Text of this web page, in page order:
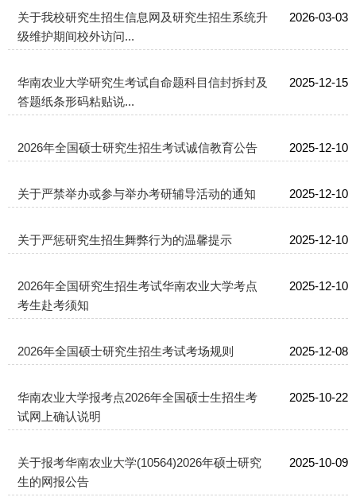
关于我校研究生招生信息网及研究生招生系统升
级维护期间校外访问...
2026-03-03
华南农业大学研究生考试自命题科目信封拆封及
答题纸条形码粘贴说...
2025-12-15
2026年全国硕士研究生招生考试诚信教育公告 2025-12-10
关于严禁举办或参与举办考研辅导活动的通知 2025-12-10
关于严惩研究生招生舞弊行为的温馨提示 2025-12-10
2026年全国研究生招生考试华南农业大学考点
考生赴考须知
2025-12-10
2026年全国硕士研究生招生考试考场规则 2025-12-08
华南农业大学报考点2026年全国硕士生招生考
试网上确认说明
2025-10-22
关于报考华南农业大学(10564)2026年硕士研究
生的网报公告
2025-10-09